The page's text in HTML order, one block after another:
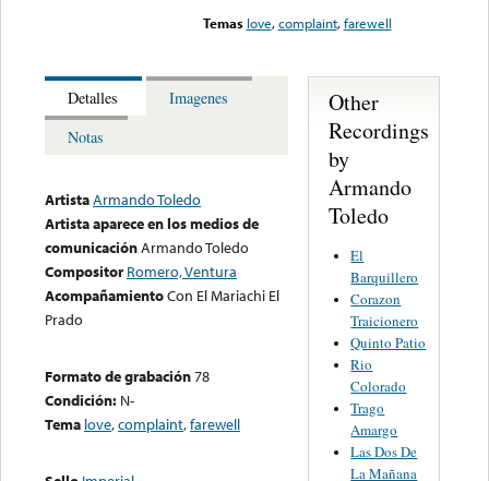
Temas love,complaint,farewell
Detalles
Imagenes
Notas
ArtistaArmando Toledo
Artista aparece en los medios de
comunicaciónArmando Toledo
Compositor Romero, Ventura
AcompañamientoCon El Mariachi El
Prado
Formato de grabación78
Condición: N-
Tema love,complaint,farewell
Other
Recordings
by
Armando
Toledo
El
Barquillero
Corazon
Traicionero
Quinto Patio
Rio
Colorado
Trago
Amargo
Las Dos De
La Mañana